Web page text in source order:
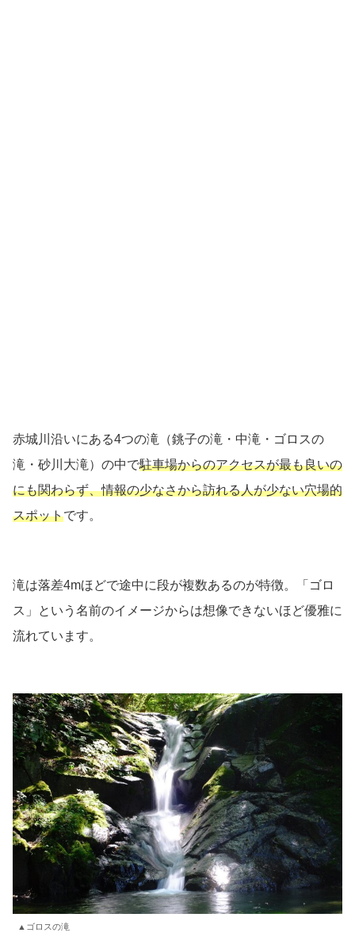
赤城川沿いにある4つの滝（銚子の滝・中滝・ゴロスの
滝・砂川大滝）の中で駐車場からのアクセスが最も良いの
にも関わらず、情報の少なさから訪れる人が少ない穴場的
スポットです。
滝は落差4mほどで途中に段が複数あるのが特徴。「ゴロ
ス」という名前のイメージからは想像できないほど優雅に
流れています。
▲ゴロスの滝